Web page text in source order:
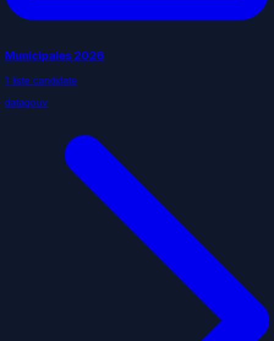
Municipales 2026
1 liste candidate
datagouv